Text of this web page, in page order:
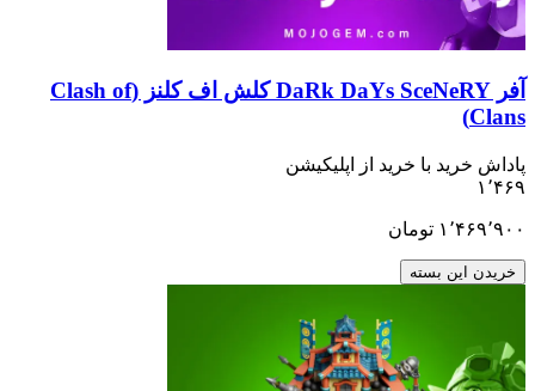
آفر DaRk DaYs SceNeRY کلش اف کلنز (Clash of
با خرید از اپلیکیشن
تومان
بسته